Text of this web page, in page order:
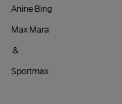
Anine Bing
Max Mara
&
Sportmax